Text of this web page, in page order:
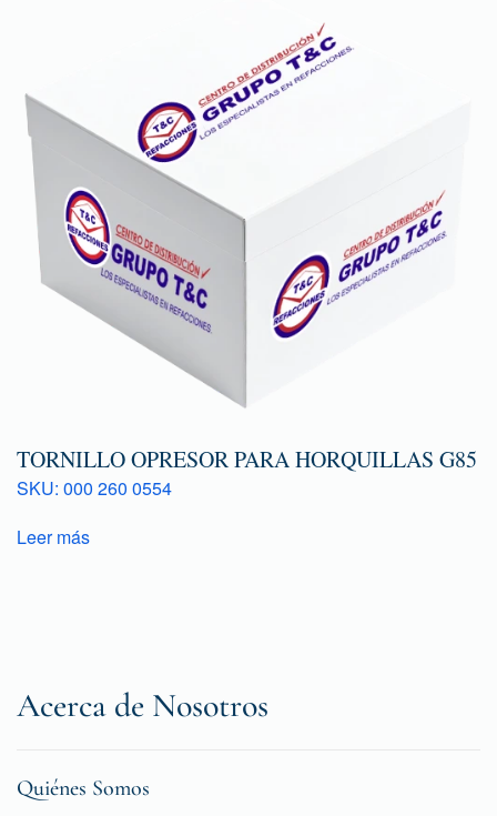
TORNILLO OPRESOR PARA HORQUILLAS G85
SKU: 000 260 0554
Leer más
Acerca de Nosotros
Quiénes Somos